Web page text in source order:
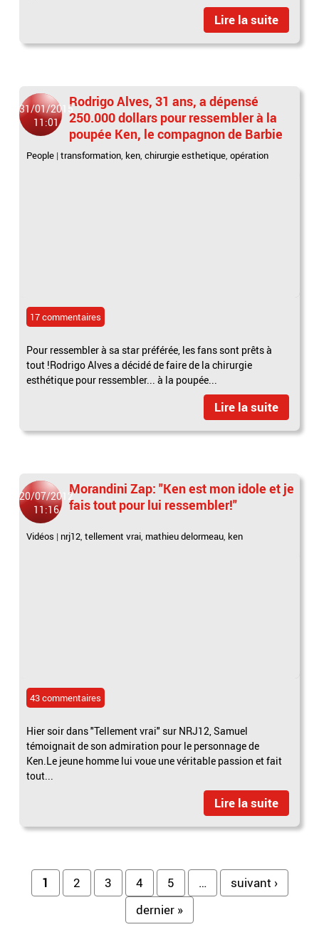
Lire la suite
31/01/2015
11:01
Rodrigo Alves, 31 ans, a dépensé
250.000 dollars pour ressembler à la
poupée Ken, le compagnon de Barbie
People |transformation, ken,chirurgie esthetique,opération
17 commentaires
Pour ressembler à sa star préférée, les fans sont prêts à
tout !Rodrigo Alves a décidé de faire de la chirurgie
esthétique pour ressembler... à la poupée...
Lire la suite
20/07/2012
11:16
Morandini Zap: "Ken est mon idole et je
fais tout pour lui ressembler!"
Vidéos | nrj12,tellement vrai, mathieu delormeau, ken
43 commentaires
Hier soir dans "Tellement vrai" sur NRJ12, Samuel
témoignait de son admiration pour le personnage de
Ken.Le jeune homme lui voue une véritable passion et fait
tout...
Lire la suite
Pages
1 2 3 4 5 …
suivant ›
dernier »